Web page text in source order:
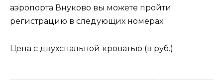
аэропорта Внуково вы можете пройти
регистрацию в следующих номерах:
Цена с двухспальной кроватью (в руб.)